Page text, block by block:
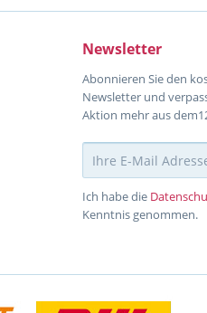
Newsletter
Abonnieren Sie den
Newsletter und
Aktion mehr aus
Ich habe die
Kenntnis genommen.